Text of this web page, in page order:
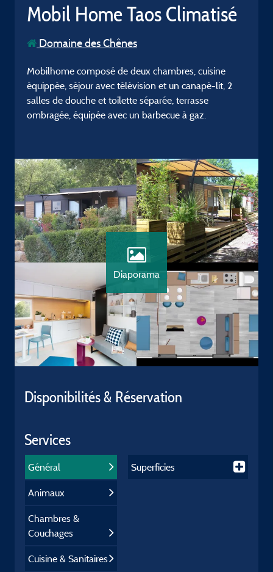
Mobil Home Taos Climatisé
Domaine des Chênes
Mobilhome composé de deux chambres, cuisine
équippée, séjour avec télévision et un canapé-lit, 2
salles de douche et toilette séparée, terrasse
ombragée, équipée avec un barbecue à gaz.
Diaporama
Disponibilités & Réservation
Services
Général
Animaux
Chambres &
Couchages
Cuisine & Sanitaires
Superficies